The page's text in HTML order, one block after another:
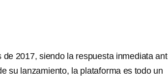
de 2017, siendo la respuesta inmediata
su lanzamiento, la plataforma es todo un